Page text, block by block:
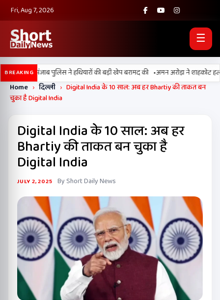
Fri, Aug 7, 2026
☰
BREAKING
BSF और पंजाब पुलिस ने हथियारों की बड़ी खेप बरामद की •अमन अरोड़ा ने शाहकोट हलके
Home › दिल्ली › Digital India के 10 साल: अब हर Bhartiy की ताकत बन
चुका है Digital India
Digital India के 10 साल: अब हर
Bhartiy की ताकत बन चुका है
Digital India
JULY 2, 2025 By Short Daily News